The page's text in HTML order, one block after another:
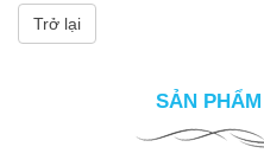
Trở lại
SẢN